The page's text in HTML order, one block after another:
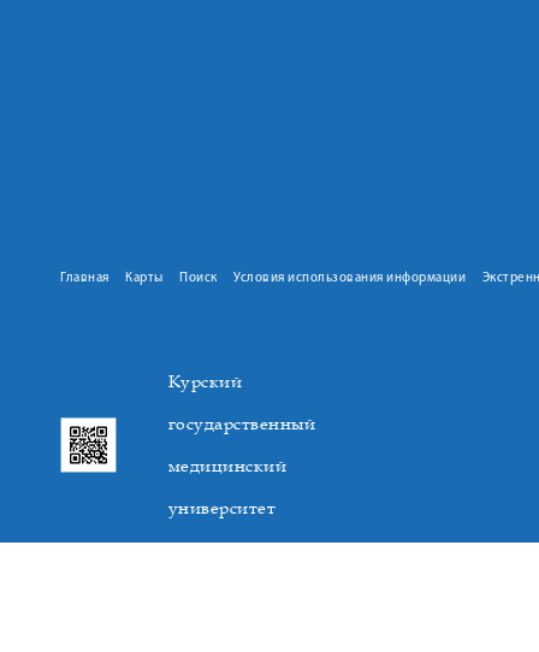
Главная Карты Поиск Условия использования информации
Курский
государственный
медицинский
университет